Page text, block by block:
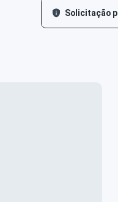
Solicitação